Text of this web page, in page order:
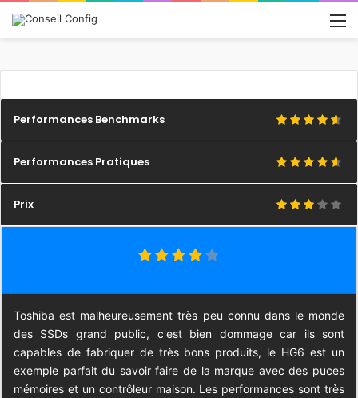
Performances Benchmarks
Performances Pratiques
Prix
Toshiba est malheureusement très peu connu dans le monde
des SSDs grand public, c'est bien dommage car ils sont
capables de fabriquer de très bons produits, le HG6 est un
exemple parfait du savoir faire de la marque avec des puces
mémoires et un contrôleur maison. Les performances sont très